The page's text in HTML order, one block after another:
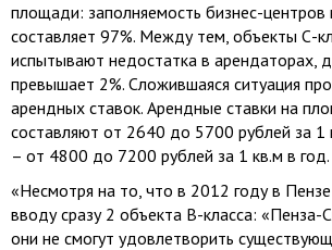
площади: заполняемость бизнес-центров
составляет 97%. Между тем, объекты С-
испытывают недостатка в арендаторах,
превышает 2%. Сложившаяся ситуация
арендных ставок. Арендные ставки на
составляют от 2640 до 5700 рублей за 1
– от 4800 до 7200 рублей за 1 кв.м в год.
«Несмотря на то, что в 2012 году в Пензе
вводу сразу 2 объекта В-класса: «Пенза-
они не смогут удовлетворить